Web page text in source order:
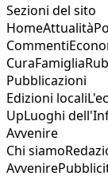
Sezioni del sito
HomeAttualità
Commenti
CuraFamiglia
Pubblicazioni
Edizioni locali
UpLuoghi
Avvenire
Chi siamo
Avvenire